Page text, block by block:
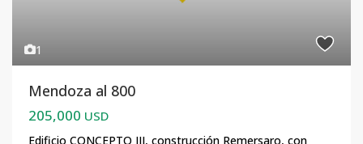
1
Mendoza al 800
205,000 USD
Edificio CONCEPTO III, construcción Remersaro, con